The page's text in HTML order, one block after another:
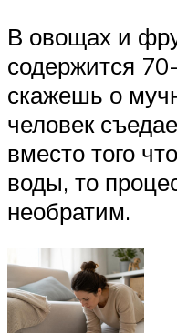
В овощах и
содержится
скажешь о
человек
вместо того
воды, то
необратим.